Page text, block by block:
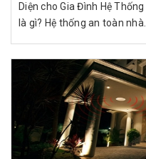
Diện cho Gia Đình Hệ
là gì? Hệ thống an toàn nhà...